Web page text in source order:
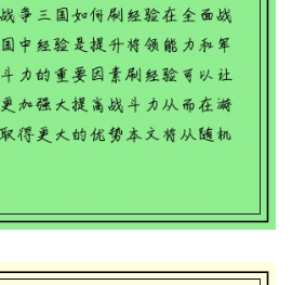
国：经验刷法大揭秘